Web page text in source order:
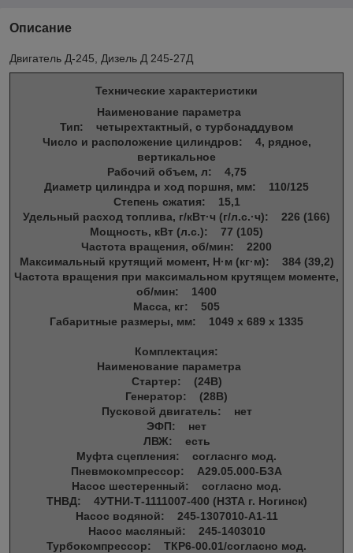
Описание
Двигатель Д-245, Дизель Д 245-27Д
Технические характеристики
Наименование параметра
Тип: четырехтактный, с турбонаддувом
Число и расположение цилиндров: 4, рядное,
вертикальное
Рабочий объем, л: 4,75
Диаметр цилиндра и ход поршня, мм: 110/125
Степень сжатия: 15,1
Удельный расход топлива, г/кВт·ч (г/л.с.·ч): 226 (166)
Мощность, кВт (л.с.): 77 (105)
Частота вращения, об/мин: 2200
Максимальный крутящий момент, Н·м (кг·м): 384 (39,2)
Частота вращения при максимальном крутящем моменте,
об/мин: 1400
Масса, кг: 505
Габаритные размеры, мм: 1049 х 689 х 1335
Комплектация:
Наименование параметра
Стартер: (24В)
Генератор: (28В)
Пусковой двигатель: нет
ЭФП: нет
ЛВЖ: есть
Муфта сцепления: согласнго мод.
Пневмокомпрессор: А29.05.000-БЗА
Насос шестеренный: согласно мод.
ТНВД: 4УТНИ-Т-1111007-400 (НЗТА г. Ногинск)
Насос водяной: 245-1307010-А1-11
Насос масляный: 245-1403010
Турбокомпрессор: ТКР6-00.01/согласно мод.